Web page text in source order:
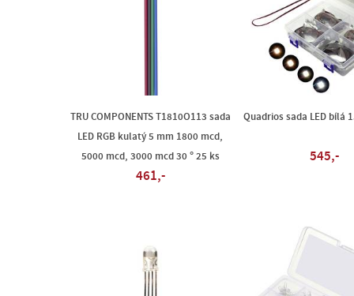
TRU COMPONENTS T1810O113 sada
LED RGB kulatý 5 mm 1800 mcd,
5000 mcd, 3000 mcd 30 ° 25 ks
461,-
Quadrios sada LED bílá
545,-